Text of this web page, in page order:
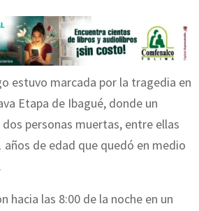
estuvo marcada por la tragedia en
Etapa de Ibagué, donde un
personas muertas, entre ellas
años de edad que quedó en medio
hacia las 8:00 de la noche en un